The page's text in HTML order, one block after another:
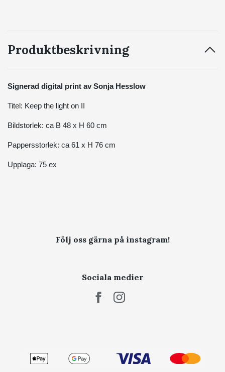
Produktbeskrivning
Signerad digital print av Sonja Hesslow
Titel: Keep the light on II
Bildstorlek: ca B 48 x H 60 cm
Pappersstorlek: ca 61 x H 76 cm
Upplaga: 75 ex
Följ oss gärna på instagram!
Sociala medier